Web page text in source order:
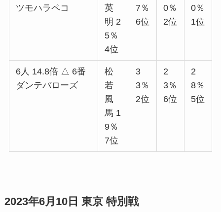
ツモハラペコ
英
明 2
5％
4位
7％
6位
0％
2位
0％
1位
6人 14.8倍 △ 6番
ダンテバローズ
松
若
風
馬 1
9％
7位
3
3％
2位
2
3％
6位
2
8％
5位
2023年6月10日 東京 特別戦